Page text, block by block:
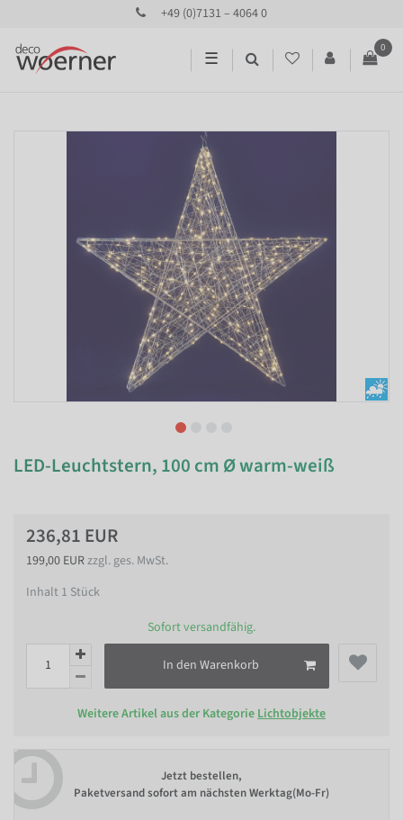
+49 (0)7131 – 4064 0
☰
0
LED-Leuchtstern, 100 cm Ø warm-weiß
236,81 EUR
199,00 EURzzgl. ges. MwSt.
Inhalt 1 Stück
Sofort versandfähig.
In den Warenkorb
Weitere Artikel aus der Kategorie Lichtobjekte
Jetzt bestellen,
Paketversand sofort am nächsten Werktag(Mo-Fr)